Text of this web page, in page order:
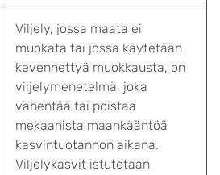
Viljely, jossa maata ei
muokata tai jossa käytetään
kevennettyä muokkausta, on
viljelymenetelmä, joka
vähentää tai poistaa
mekaanista maankääntöä
kasvintuotannon aikana.
Viljelykasvit istutetaan